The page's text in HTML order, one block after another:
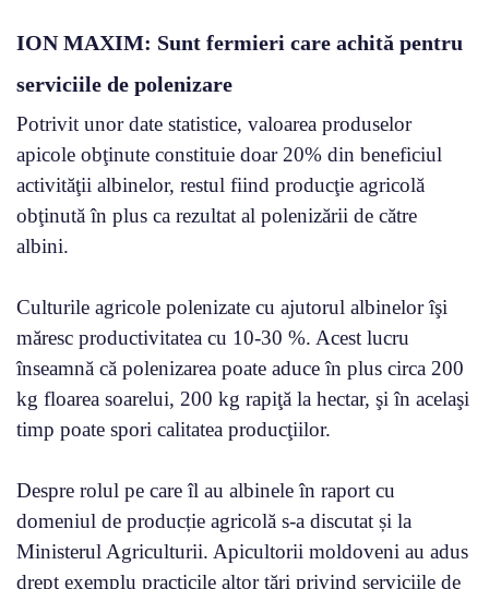
ION MAXIM: Sunt fermieri care achită pentru
serviciile de polenizare
Potrivit unor date statistice, valoarea produselor
apicole obţinute constituie doar 20% din beneficiul
activităţii albinelor, restul fiind producţie agricolă
obţinută în plus ca rezultat al polenizării de către
albini.
Culturile agricole polenizate cu ajutorul albinelor îşi
măresc productivitatea cu 10-30 %. Acest lucru
înseamnă că polenizarea poate aduce în plus circa 200
kg floarea soarelui, 200 kg rapiţă la hectar, şi în acelaşi
timp poate spori calitatea producţiilor.
Despre rolul pe care îl au albinele în raport cu
domeniul de producție agricolă s-a discutat și la
Ministerul Agriculturii. Apicultorii moldoveni au adus
drept exemplu practicile altor țări privind serviciile de